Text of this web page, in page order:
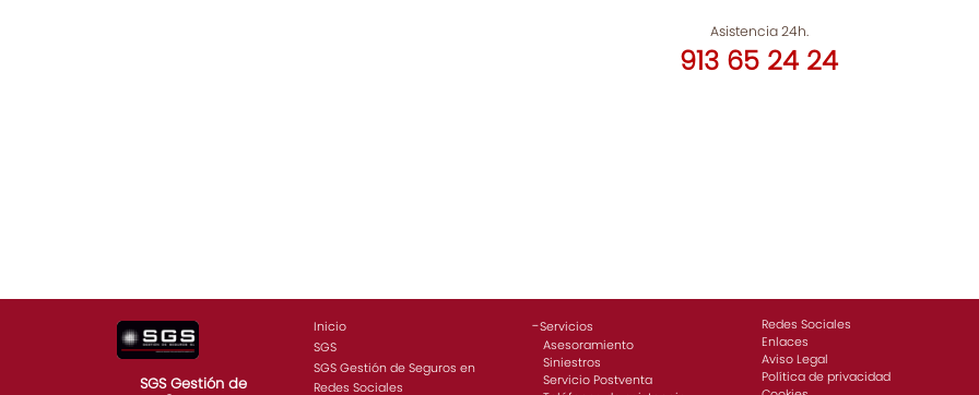
Asistencia 24h.
913 65 24 24
SGS Gestión de
Inicio
SGS
SGS Gestión de Seguros en
Redes Sociales
-Servicios
Asesoramiento
Siniestros
Servicio Postventa
Redes Sociales
Enlaces
Aviso Legal
Política de privacidad